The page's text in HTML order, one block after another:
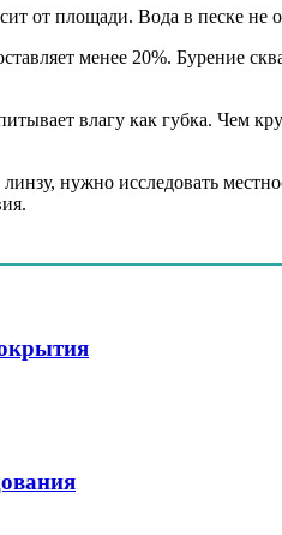
от площади. Вода в песке не
менее 20%. Бурение
влагу как губка. Чем
нужно исследовать